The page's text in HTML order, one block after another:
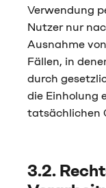
Verwendung
Nutzer nur
Ausnahme
Fällen, in
durch
die Einholung
tatsächlichen
3.2.